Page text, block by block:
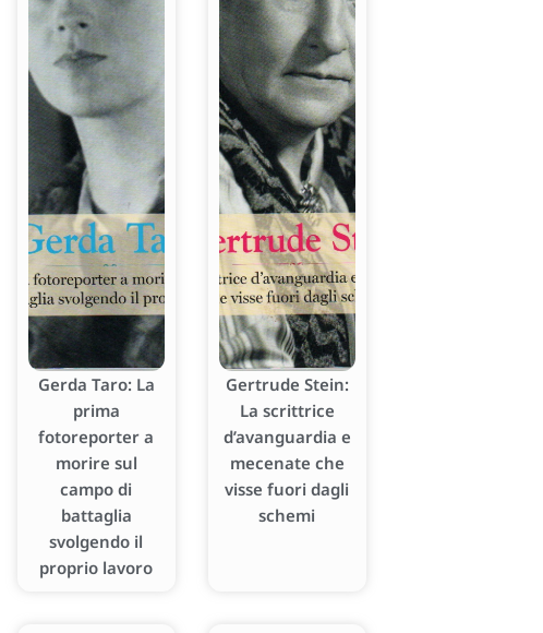
Gerda Taro: La
prima
fotoreporter a
morire sul
campo di
battaglia
svolgendo il
proprio lavoro
Gertrude Stein:
La scrittrice
d’avanguardia e
mecenate che
visse fuori dagli
schemi